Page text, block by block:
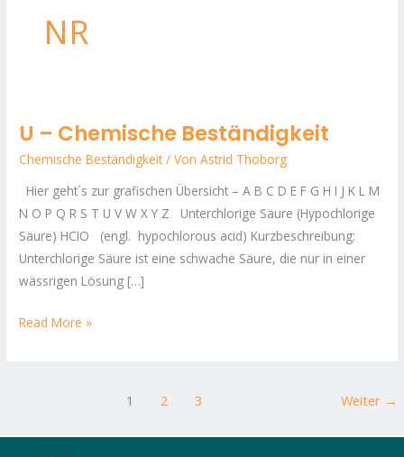
NR
U – Chemische Beständigkeit
Chemische Beständigkeit/ VonAstrid Thoborg
Hier geht´s zur grafischen Übersicht – A B C D E F G H I J K L M
N O P Q R S T U V W X Y Z Unterchlorige Säure (Hypochlorige
Säure) HCIO (engl. hypochlorous acid) Kurzbeschreibung:
Unterchlorige Säure ist eine schwache Säure, die nur in einer
wässrigen Lösung […]
U
–
Beständigkeit
Read More »
1 2 3 Weiter →